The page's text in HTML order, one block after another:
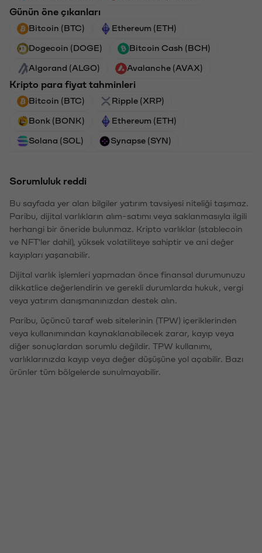
Günün öne çıkanları
Bitcoin (BTC) Ethereum (ETH)
Dogecoin (DOGE) Bitcoin Cash (BCH)
Algorand (ALGO) Avalanche (AVAX)
Kripto para fiyat tahminleri
Bitcoin (BTC) Ripple (XRP)
Bonk (BONK) Ethereum (ETH)
Solana (SOL) Synapse (SYN)
Sorumluluk reddi
Bu sayfada yer alan bilgiler yatırım tavsiyesi niteliği taşımaz.
Paribu, dijital varlıkların alım-satımı veya saklanmasıyla ilgili
herhangi bir öneride bulunmaz. Kripto varlıklar (stablecoin
ve NFT'ler dahil), yüksek volatiliteye sahiptir ve ani değer
kayıpları yaşanabilir.
Dijital varlık işlemleri yapmadan önce finansal durumunuzu
dikkatlice değerlendirin ve gerekli durumlarda hukuk, vergi
veya yatırım danışmanınızdan destek alın.
Paribu, üçüncü taraf web sitelerinin (TPW) içeriklerinden
veya kullanımından kaynaklanabilecek zarar, kayıp veya
diğer sonuçlardan sorumlu değildir. TPW kullanımı,
varlıklarınızda kayıp veya değer düşüşüne yol açabilir. Bazı
ürünler tüm bölgelerde sunulmayabilir.